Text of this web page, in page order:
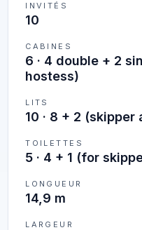
INVITÉS
10
CABINES
6 · 4 double + 2
hostess)
LITS
10 · 8 + 2 (skipper
TOILETTES
5 · 4 + 1 (for
LONGUEUR
14,9 m
LARGEUR